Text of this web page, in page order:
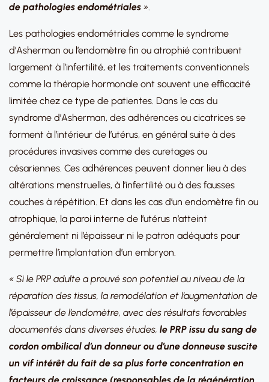
de pathologies endométriales ».
Les pathologies endométriales comme le syndrome
d’Asherman ou l’endomètre fin ou atrophié contribuent
largement à l’infertilité, et les traitements conventionnels
comme la thérapie hormonale ont souvent une efficacité
limitée chez ce type de patientes. Dans le cas du
syndrome d’Asherman, des adhérences ou cicatrices se
forment à l’intérieur de l’utérus, en général suite à des
procédures invasives comme des curetages ou
césariennes. Ces adhérences peuvent donner lieu à des
altérations menstruelles, à l’infertilité ou à des fausses
couches à répétition. Et dans les cas d’un endomètre fin ou
atrophique, la paroi interne de l’utérus n’atteint
généralement ni l’épaisseur ni le patron adéquats pour
permettre l’implantation d’un embryon.
« Si le PRP adulte a prouvé son potentiel au niveau de la
réparation des tissus, la remodélation et l’augmentation de
l’épaisseur de l’endomètre, avec des résultats favorables
documentés dans diverses études, le PRP issu du sang de
cordon ombilical d’un donneur ou d’une donneuse suscite
un vif intérêt du fait de sa plus forte concentration en